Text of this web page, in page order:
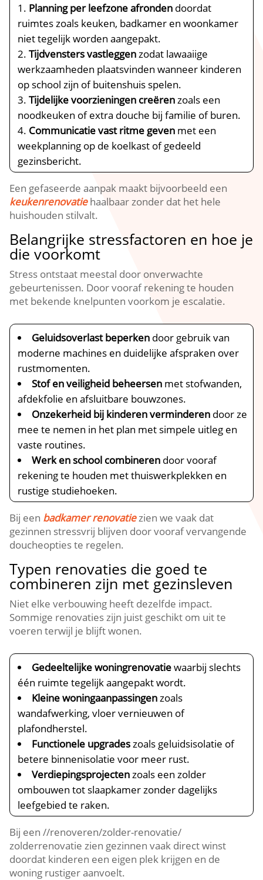
Planning per leefzone afronden doordat
ruimtes zoals keuken, badkamer en woonkamer
niet tegelijk worden aangepakt.​
Tijdvensters vastleggen zodat lawaaiige
werkzaamheden plaatsvinden wanneer kinderen
op school zijn of buitenshuis spelen.​
Tijdelijke voorzieningen creëren zoals een
noodkeuken of extra douche bij familie of buren.​
Communicatie vast ritme geven met een
weekplanning op de koelkast of gedeeld
gezinsbericht.​
Een gefaseerde aanpak maakt bijvoorbeeld een
keukenrenovatiehaalbaar zonder dat het hele
huishouden stilvalt.​
Belangrijke stressfactoren en hoe je
die voorkomt
Stress ontstaat meestal door onverwachte
gebeurtenissen.​ Door vooraf rekening te houden
met bekende knelpunten voorkom je escalatie.​
Geluidsoverlast beperken door gebruik van
moderne machines en duidelijke afspraken over
rustmomenten.​
Stof en veiligheid beheersen met stofwanden,
afdekfolie en afsluitbare bouwzones.​
Onzekerheid bij kinderen verminderen door ze
mee te nemen in het plan met simpele uitleg en
vaste routines.​
Werk en school combineren door vooraf
rekening te houden met thuiswerkplekken en
rustige studiehoeken.​
Bij een badkamer renovatiezien we vaak dat
gezinnen stressvrij blijven door vooraf vervangende
doucheopties te regelen.​
Typen renovaties die goed te
combineren zijn met gezinsleven
Niet elke verbouwing heeft dezelfde impact.​
Sommige renovaties zijn juist geschikt om uit te
voeren terwijl je blijft wonen.​
Gedeeltelijke woningrenovatiewaarbij slechts
één ruimte tegelijk aangepakt wordt.​
Kleine woningaanpassingen zoals
wandafwerking, vloer vernieuwen of
plafondherstel.​
Functionele upgrades zoals geluidsisolatie of
betere binnenisolatie voor meer rust.​
Verdiepingsprojecten zoals een zolder
ombouwen tot slaapkamer zonder dagelijks
leefgebied te raken.​
Bij een //renoveren/zolder-renovatie/
zolderrenovatie zien gezinnen vaak direct winst
doordat kinderen een eigen plek krijgen en de
woning rustiger aanvoelt.​